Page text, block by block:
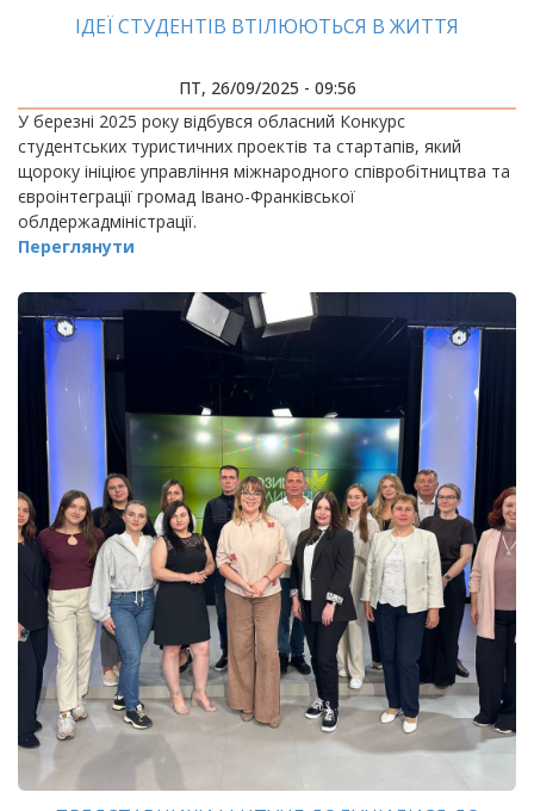
ІДЕЇ СТУДЕНТІВ ВТІЛЮЮТЬСЯ В ЖИТТЯ
ПТ, 26/09/2025 - 09:56
У березні 2025 року відбувся обласний Конкурс
студентських туристичних проектів та стартапів, який
щороку ініціює управління міжнародного співробітництва та
євроінтеграції громад Івано-Франківської
облдержадміністрації.
Переглянути